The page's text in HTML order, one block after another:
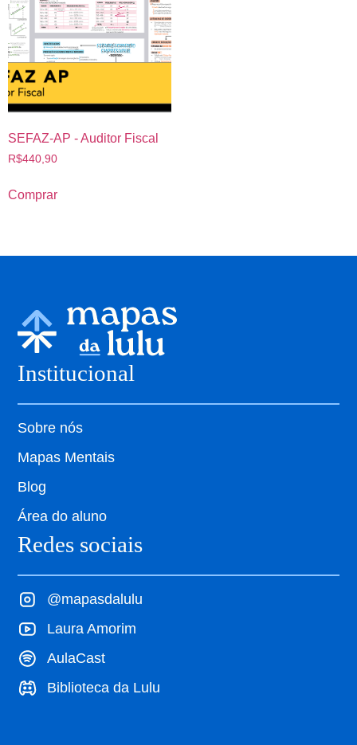
SEFAZ-AP - Auditor Fiscal
R$440,90
Comprar
Institucional
Sobre nós
Mapas Mentais
Blog
Área do aluno
Redes sociais
@mapasdalulu
Laura Amorim
AulaCast
Biblioteca da Lulu